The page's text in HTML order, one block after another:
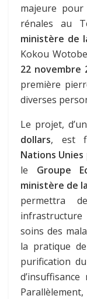
majeure
rénales au
ministère de
Kokou
22 novembre
première
diverses
Le projet,
dollars, est
Nations
le Groupe
ministère de
permettra
infrastructure
soins des
la pratique de
purification